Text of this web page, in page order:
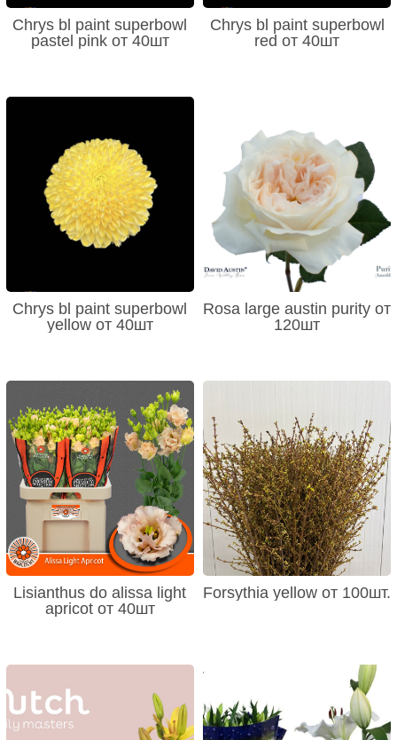
Chrys bl paint superbowl
pastel pink от 40шт
Chrys bl paint superbowl
red от 40шт
Chrys bl paint superbowl
yellow от 40шт
Rosa large austin purity от
120шт
Lisianthus do alissa light
apricot от 40шт
Forsythia yellow от 100шт.